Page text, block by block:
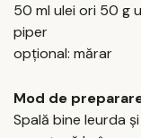
50 ml ulei ori 50 g
piper
opțional: mărar
Mod de
Spală bine leurda